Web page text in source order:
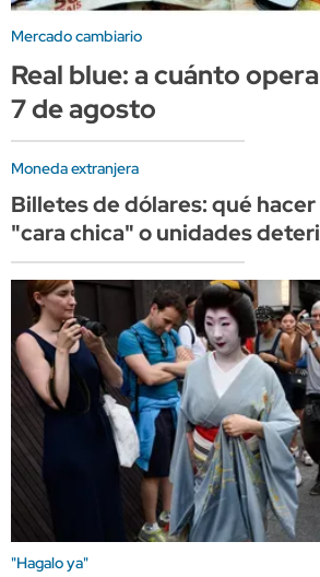
Mercado cambiario
Real blue: a cuánto
7 de agosto
Moneda extranjera
Billetes de dólares: qué
"cara chica" o unidades
"Hagalo ya"